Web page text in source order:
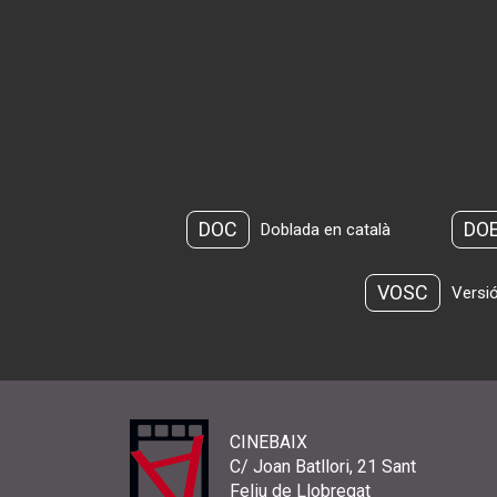
DOC Doblada en català
VOSC
CINEBAIX
C/ Joan Batllori, 21 Sant
Feliu de Llobregat